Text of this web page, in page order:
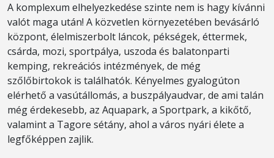
A komplexum elhelyezkedése szinte nem is hagy kívánni
valót maga után! A közvetlen környezetében bevásárló
központ, élelmiszerbolt láncok, pékségek, éttermek,
csárda, mozi, sportpálya, uszoda és balatonparti
kemping, rekreációs intézmények, de még
szőlőbirtokok is találhatók. Kényelmes gyalogúton
elérhető a vasútállomás, a buszpályaudvar, de ami talán
még érdekesebb, az Aquapark, a Sportpark, a kikőtő,
valamint a Tagore sétány, ahol a város nyári élete a
legfőképpen zajlik.